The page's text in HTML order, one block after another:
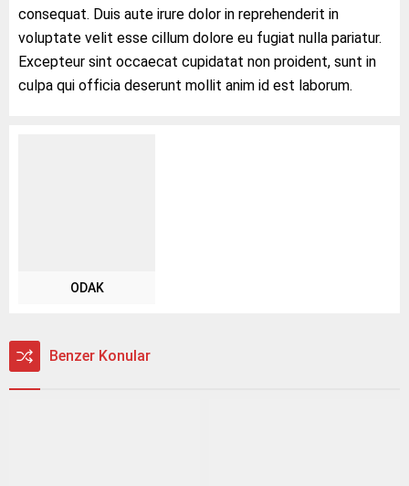
consequat. Duis aute irure dolor in reprehenderit in
voluptate velit esse cillum dolore eu fugiat nulla pariatur.
Excepteur sint occaecat cupidatat non proident, sunt in
culpa qui officia deserunt mollit anim id est laborum.
ODAK
Benzer Konular